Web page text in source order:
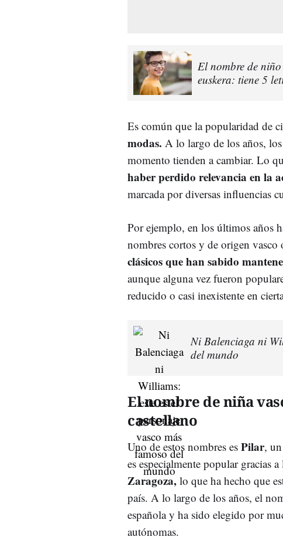
El nombre de
euskera: tiene 5
Es común que la popularidad de
modas. A lo largo de los años,
momento tienden a cambiar. Lo
haber perdido relevancia en la
marcada por diversas influencias
Por ejemplo, en los últimos años
nombres cortos y de origen vasco
clásicos que han sabido
aunque alguna vez fueron
reducido o casi inexistente en
Ni Balenciaga ni
del mundo
El nombre de niña
castellano
Uno de estos nombres es Pilar,
es especialmente popular gracias
Zaragoza, lo que ha hecho que
país. A lo largo de los años, el
española y ha sido elegido por
autónomas.